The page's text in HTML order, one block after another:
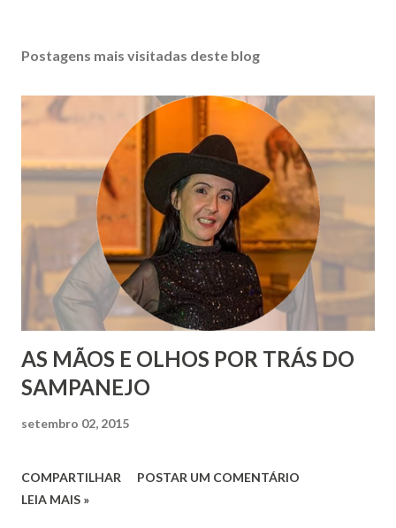
Postagens mais visitadas deste blog
AS MÃOS E OLHOS POR TRÁS DO
SAMPANEJO
setembro 02, 2015
COMPARTILHAR
POSTAR UM COMENTÁRIO
LEIA MAIS »